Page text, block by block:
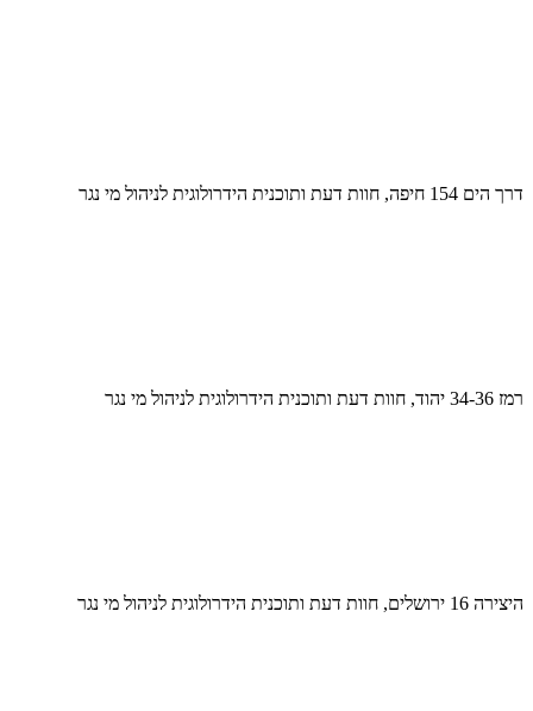
דרך הים 154 חיפה, חוות דעת ותוכנית הידרולוגית לניהול מי נגר
רמז 34-36 יהוד, חוות דעת ותוכנית הידרולוגית לניהול מי נגר
היצירה 16 ירושלים, חוות דעת ותוכנית הידרולוגית לניהול מי נגר